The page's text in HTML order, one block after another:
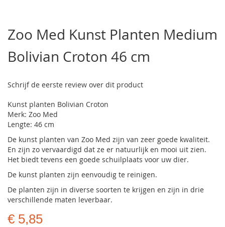
het
begin
van
de
gallerij
Zoo Med Kunst Planten Medium
Bolivian Croton 46 cm
Schrijf de eerste review over dit product
Kunst planten Bolivian Croton
Merk: Zoo Med
Lengte: 46 cm
De kunst planten van Zoo Med zijn van zeer goede kwaliteit.
En zijn zo vervaardigd dat ze er natuurlijk en mooi uit zien.
Het biedt tevens een goede schuilplaats voor uw dier.
De kunst planten zijn eenvoudig te reinigen.
De planten zijn in diverse soorten te krijgen en zijn in drie
verschillende maten leverbaar.
€ 5,85